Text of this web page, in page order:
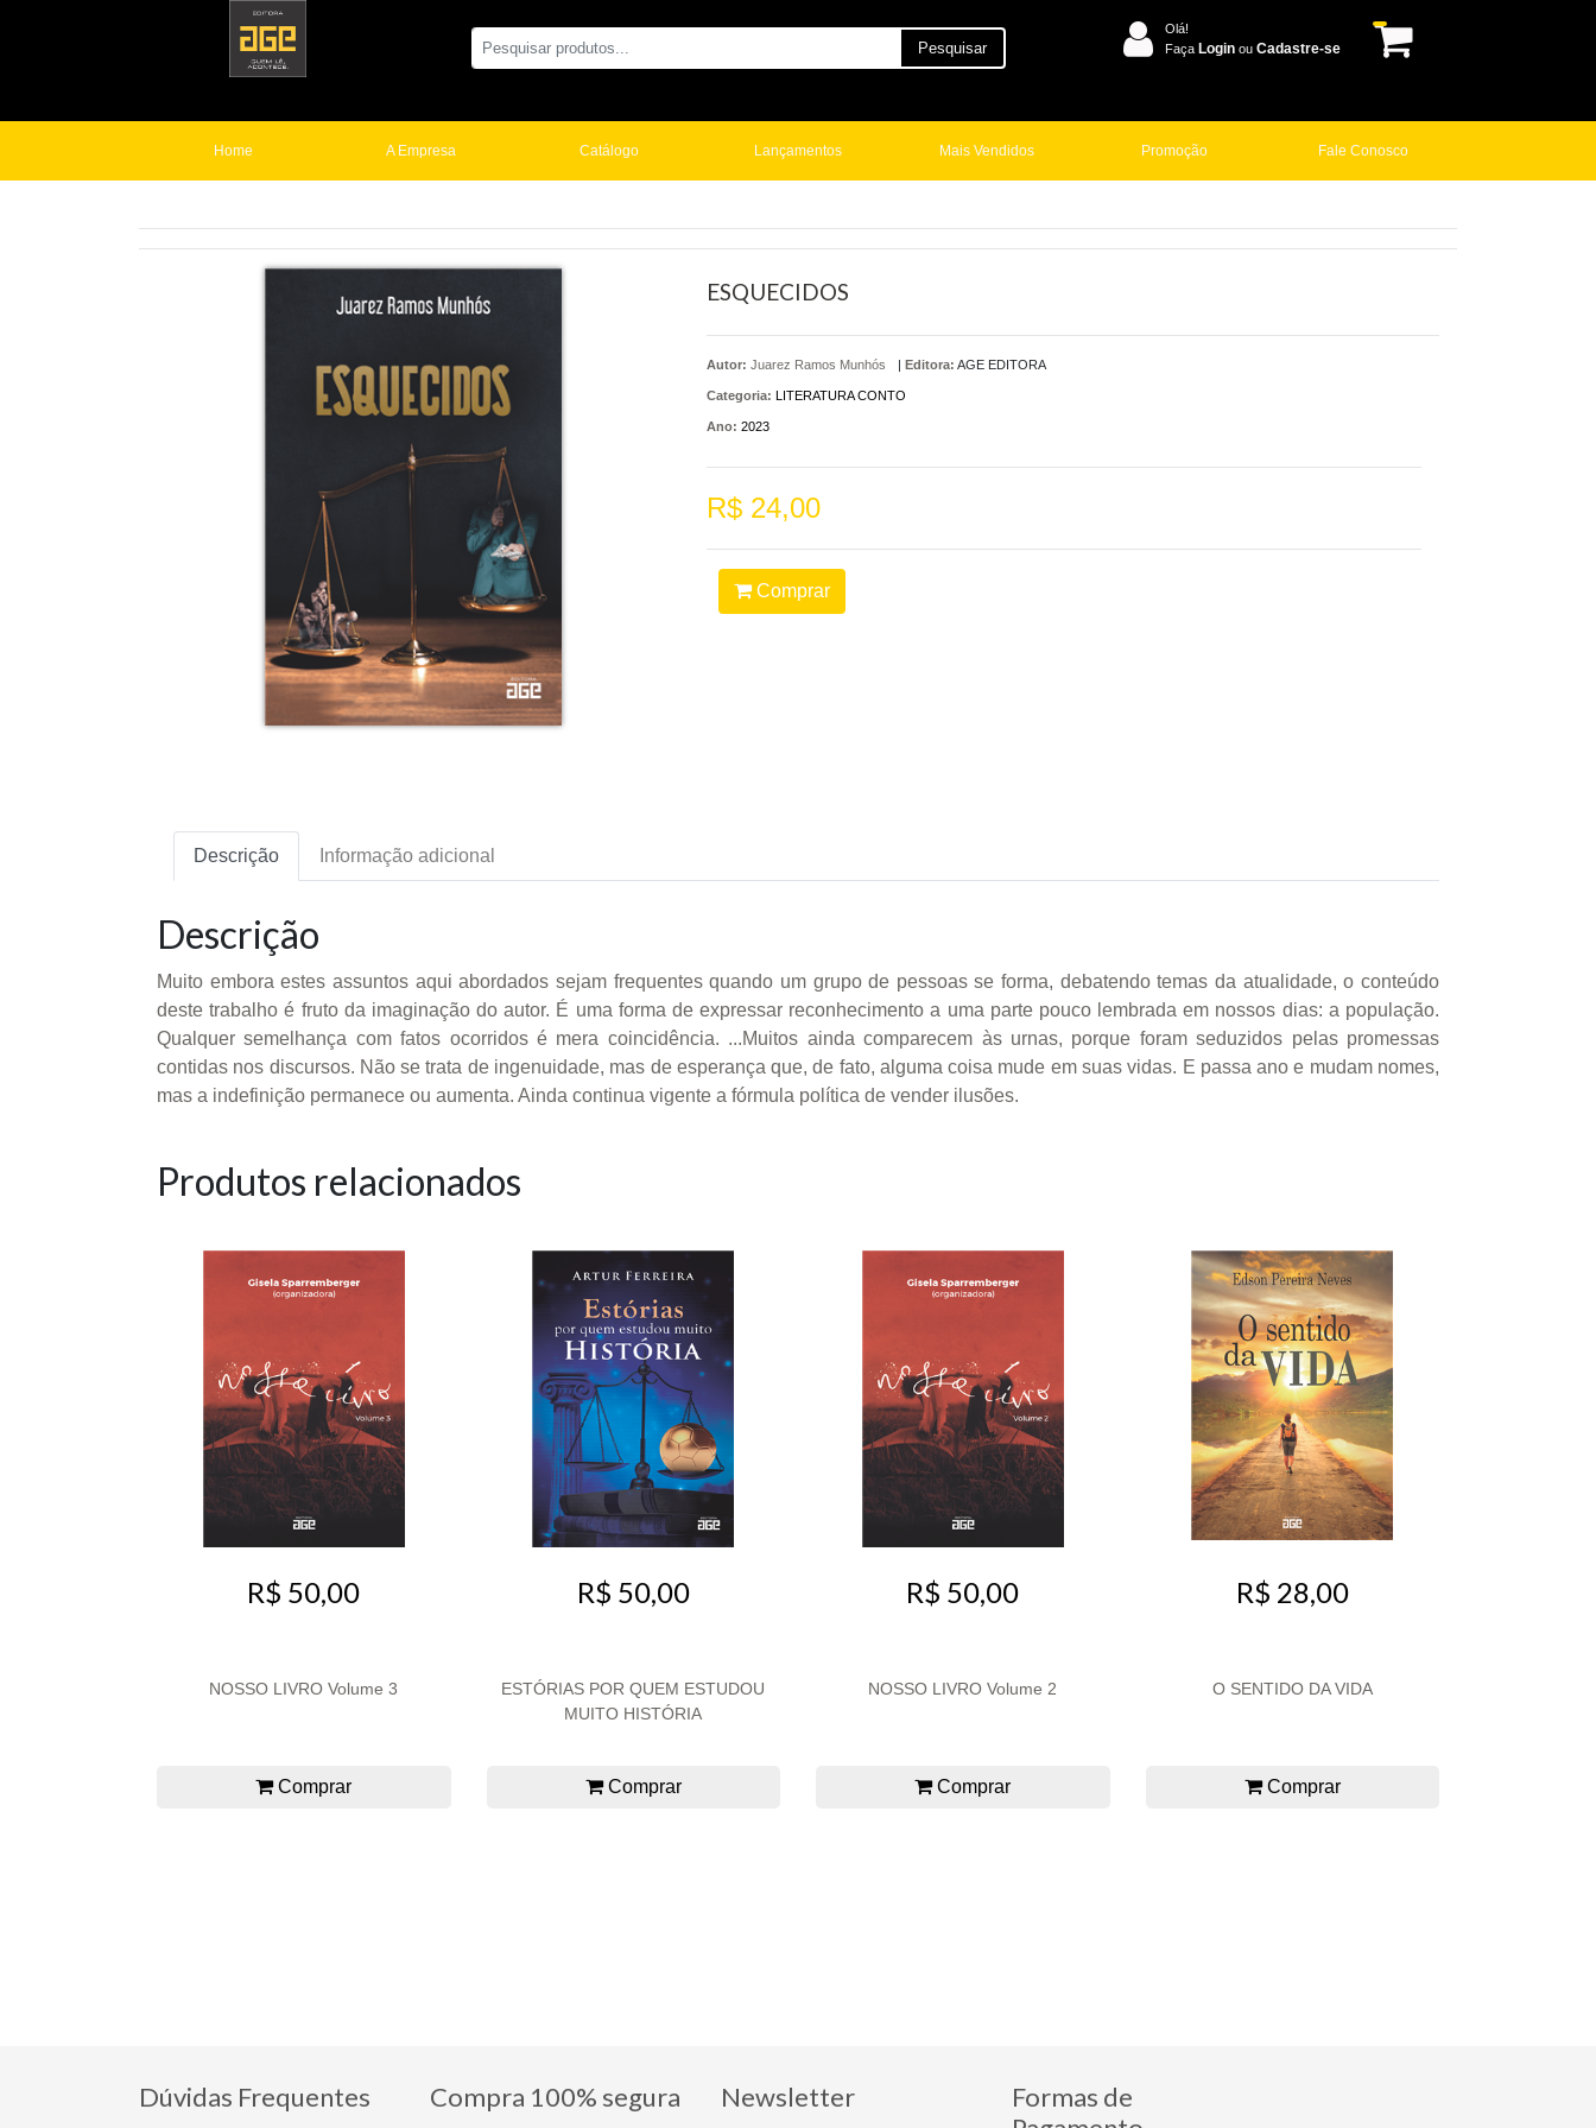
Pesquisar
Olá!
Faça Login ou Cadastre-se
Home A Empresa Catálogo Lançamentos Mais Vendidos Promoção Fale Conosco
ESQUECIDOS
Autor: Juarez Ramos Munhós | Editora: AGE EDITORA
Categoria: LITERATURA CONTO
Ano: 2023
R$ 24,00
Comprar
Descrição Informação adicional
Descrição
Muito embora estes assuntos aqui abordados sejam frequentes quando um grupo de pessoas se forma, debatendo temas da atualidade, o conteúdo
deste trabalho é fruto da imaginação do autor. É uma forma de expressar reconhecimento a uma parte pouco lembrada em nossos dias: a população.
Qualquer semelhança com fatos ocorridos é mera coincidência. ...Muitos ainda comparecem às urnas, porque foram seduzidos pelas promessas
contidas nos discursos. Não se trata de ingenuidade, mas de esperança que, de fato, alguma coisa mude em suas vidas. E passa ano e mudam nomes,
mas a indefinição permanece ou aumenta. Ainda continua vigente a fórmula política de vender ilusões.
Produtos relacionados
R$ 50,00
NOSSO LIVRO Volume 3
Comprar
R$ 50,00
ESTÓRIAS POR QUEM ESTUDOU
MUITO HISTÓRIA
Comprar
R$ 50,00
NOSSO LIVRO Volume 2
Comprar
R$ 28,00
O SENTIDO DA VIDA
Comprar
Dúvidas Frequentes Compra 100% segura Newsletter
Formas de